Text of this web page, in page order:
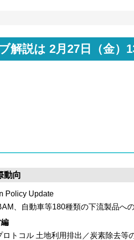
解説は 2月27日（金）
動向
Policy Update
、自動車等180種類の下流製品へ
ロトコル 土地利用排出／炭素除去等